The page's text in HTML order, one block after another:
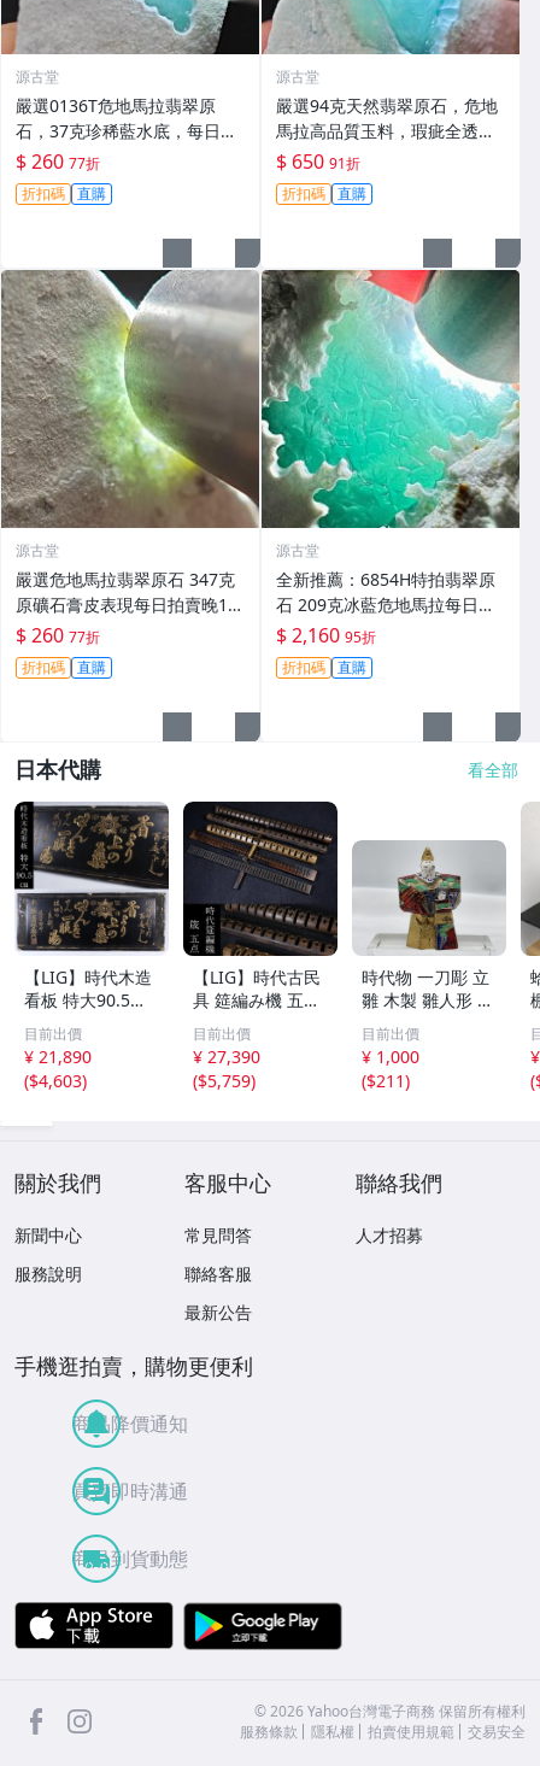
源古堂
嚴選0136T危地馬拉翡翠原
石，37克珍稀藍水底，每日拍
賣晚11點截拍，真實成交保
證。藍水、危地馬拉、翡翠原
石
$ 260 77折
折扣碼 直購
源古堂
嚴選94克天然翡翠原石，危地
馬拉高品質玉料，瑕疵全透明
展示，適合收藏與把玩 翡翠原
石 玉石原料
$ 650 91折
折扣碼 直購
源古堂
嚴選危地馬拉翡翠原石 347克
原礦石膏皮表現每日拍賣晚11
點截拍 現實拍賣成交 危地馬拉
翡翠原石 石膏皮
$ 260 77折
折扣碼 直購
源古堂
全新推薦：6854H特拍翡翠原
石 209克冰藍危地馬拉每日晚1
1點截拍 冰藍翡翠危地馬拉原
石 209克 玩石收藏
$ 2,160 95折
折扣碼 直購
日本代購 看全部
【LIG】時代木造
看板 特大90.5㎝
金彩 本舗 高田徳
左衛門 古美術品
2606.676
目前出價
¥ 21,890
($4,603)
【LIG】時代古民
具 筵編み機 五点
むしろ編み 筬 お
さ 農具 古道具 26
04.458
目前出價
¥ 27,390
($5,759)
時代物 一刀彫 立
雛 木製 雛人形 木
彫彩色 小型 2.2×
3.5×H5.7cm ひな
祭り 郷土玩具 木
工芸 置物 木彫人
目前出價
¥ 1,000
($211)
(
關於我們
新聞中心
服務說明
客服中心
常見問答
聯絡客服
最新公告
聯絡我們
人才招募
手機逛拍賣，購物更便利
商品降價通知
買賣即時溝通
商品到貨動態
APP Store
facebook ©2026 Yahoo台灣電子商務 保留所有權利
服務條款
隱私權 拍賣使用規範 交易安全